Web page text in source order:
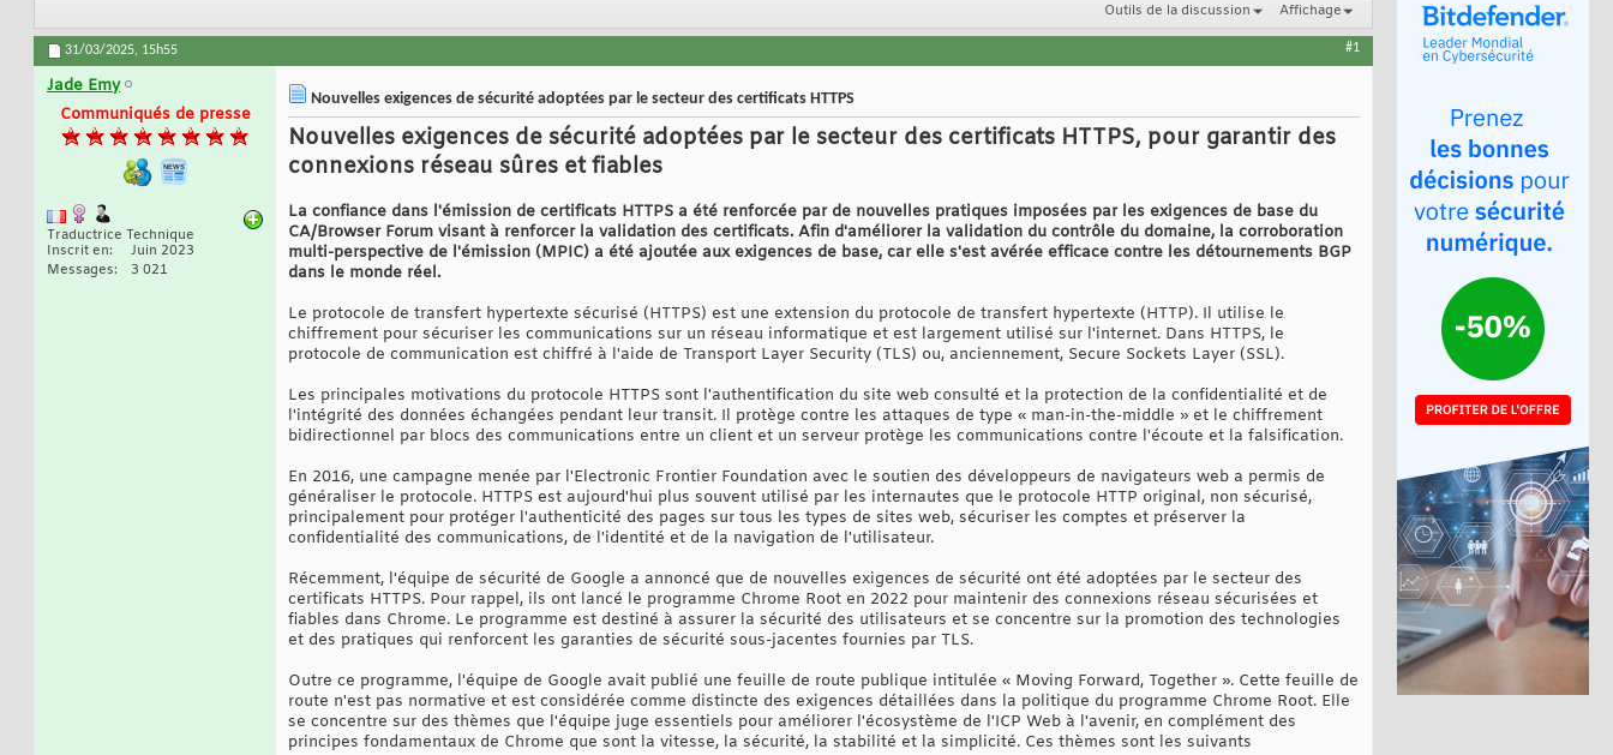
Outils de la discussion Affichage
31/03/2025, 15h55 #1
Jade Emy
Communiqués de presse
Traductrice Technique
Inscrit en
Juin 2023
Messages
3 021
Nouvelles exigences de sécurité adoptées par le secteur des certificats HTTPS
Nouvelles exigences de sécurité adoptées par le secteur des certificats HTTPS, pour garantir des
connexions réseau sûres et fiables
La confiance dans l'émission de certificats HTTPS a été renforcée par de nouvelles pratiques imposées par les exigences de base du
CA/Browser Forum visant à renforcer la validation des certificats. Afin d'améliorer la validation du contrôle du domaine, la corroboration
multi-perspective de l'émission (MPIC) a été ajoutée aux exigences de base, car elle s'est avérée efficace contre les détournements BGP
dans le monde réel.
Le protocole de transfert hypertexte sécurisé (HTTPS) est une extension du protocole de transfert hypertexte (HTTP). Il utilise le
chiffrement pour sécuriser les communications sur un réseau informatique et est largement utilisé sur l'internet. Dans HTTPS, le
protocole de communication est chiffré à l'aide de Transport Layer Security (TLS) ou, anciennement, Secure Sockets Layer (SSL).
Les principales motivations du protocole HTTPS sont l'authentification du site web consulté et la protection de la confidentialité et de
l'intégrité des données échangées pendant leur transit. Il protège contre les attaques de type « man-in-the-middle » et le chiffrement
bidirectionnel par blocs des communications entre un client et un serveur protège les communications contre l'écoute et la falsification.
En 2016, une campagne menée par l'Electronic Frontier Foundation avec le soutien des développeurs de navigateurs web a permis de
généraliser le protocole. HTTPS est aujourd'hui plus souvent utilisé par les internautes que le protocole HTTP original, non sécurisé,
principalement pour protéger l'authenticité des pages sur tous les types de sites web, sécuriser les comptes et préserver la
confidentialité des communications, de l'identité et de la navigation de l'utilisateur.
Récemment, l'équipe de sécurité de Google a annoncé que de nouvelles exigences de sécurité ont été adoptées par le secteur des
certificats HTTPS. Pour rappel, ils ont lancé le programme Chrome Root en 2022 pour maintenir des connexions réseau sécurisées et
fiables dans Chrome. Le programme est destiné à assurer la sécurité des utilisateurs et se concentre sur la promotion des technologies
et des pratiques qui renforcent les garanties de sécurité sous-jacentes fournies par TLS.
Outre ce programme, l'équipe de Google avait publié une feuille de route publique intitulée « Moving Forward, Together ». Cette feuille de
route n'est pas normative et est considérée comme distincte des exigences détaillées dans la politique du programme Chrome Root. Elle
se concentre sur des thèmes que l'équipe juge essentiels pour améliorer l'écosystème de l'ICP Web à l'avenir, en complément des
principes fondamentaux de Chrome que sont la vitesse, la sécurité, la stabilité et la simplicité. Ces thèmes sont les suivants